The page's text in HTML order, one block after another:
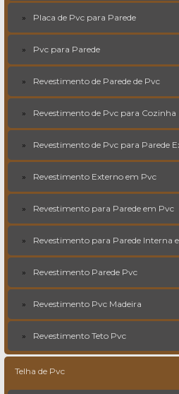
Placa de Pvc para Parede
Pvc para Parede
Revestimento de Parede de Pvc
Revestimento de Pvc para Cozinha
Revestimento de Pvc para Parede
Revestimento Externo em Pvc
Revestimento para Parede em Pvc
Revestimento para Parede Interna
Revestimento Parede Pvc
Revestimento Pvc Madeira
Revestimento Teto Pvc
Telha de Pvc